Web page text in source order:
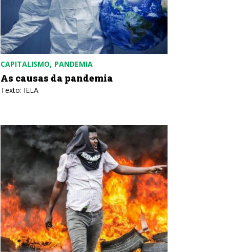
CAPITALISMO PANDEMIA
As causas da pandemia
Texto: IELA